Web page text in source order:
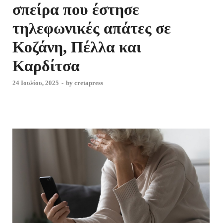
σπείρα που έστησε
τηλεφωνικές απάτες σε
Κοζάνη, Πέλλα και
Καρδίτσα
24 Ιουλίου, 2025 - by cretapress